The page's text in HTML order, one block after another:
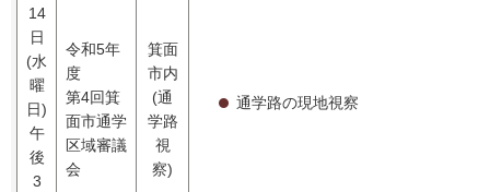
14
日
(水
曜
日)
午
後
3
令和5年
度
第4回箕
面市通学
区域審議
会
箕面
市内
(通
学路
視
察)
通学路の現地視察